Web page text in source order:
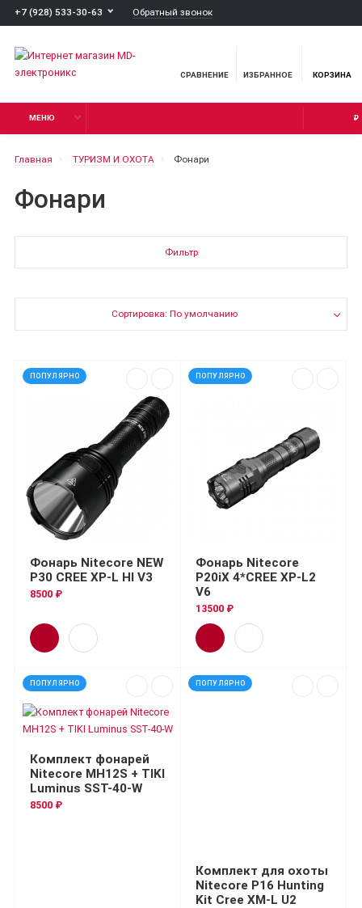
+7 (928) 533-30-63 Обратный звонок
СРАВНЕНИЕ ИЗБРАННОЕ КОРЗИНА
МЕНЮ ₽
Главная ТУРИЗМ И ОХОТА Фонари
Фонари
Фильтр
Сортировка: По умолчанию
ПОПУЛЯРНО
Фонарь Nitecore NEW
P30 CREE XP-L HI V3
8500 ₽
ПОПУЛЯРНО
Фонарь Nitecore
P20iX 4*CREE XP-L2
V6
13500 ₽
ПОПУЛЯРНО
Комплект фонарей
Nitecore MH12S + TIKI
Luminus SST-40-W
8500 ₽
ПОПУЛЯРНО
Комплект для охоты
Nitecore P16 Hunting
Kit Cree XM-L U2